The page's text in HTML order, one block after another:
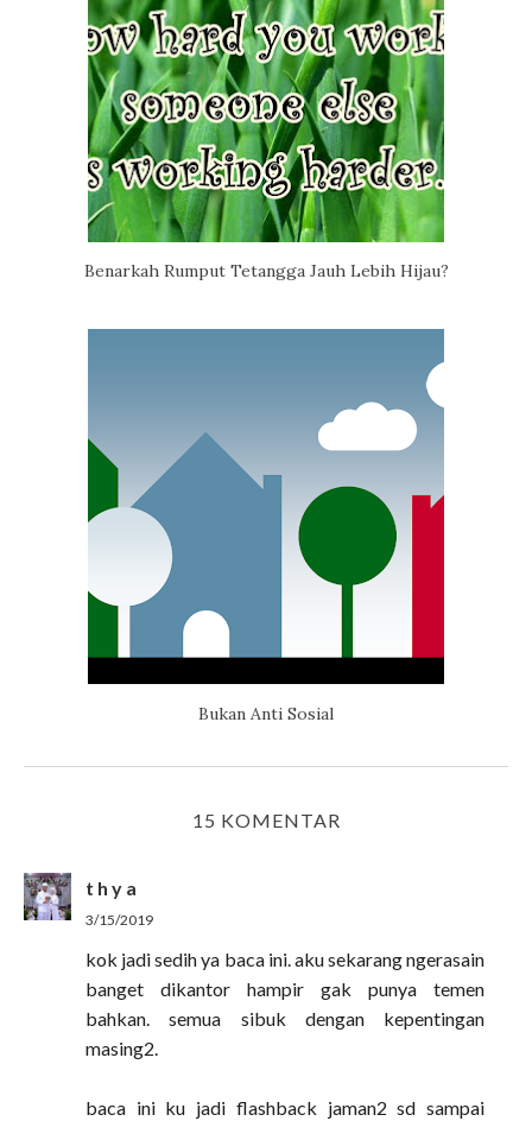
Benarkah Rumput Tetangga Jauh Lebih Hijau?
Bukan Anti Sosial
15 KOMENTAR
t h y a
3/15/2019
kok jadi sedih ya baca ini. aku sekarang ngerasain
banget dikantor hampir gak punya temen
bahkan. semua sibuk dengan kepentingan
masing2.
baca ini ku jadi flashback jaman2 sd sampai